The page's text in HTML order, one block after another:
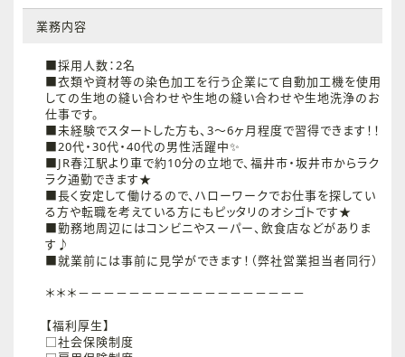
業務内容
■採用人数：2名
■衣類や資材等の染色加工を行う企業にて自動加工機を使用
しての生地の縫い合わせや生地の縫い合わせや生地洗浄のお
仕事です。
■未経験でスタートした方も、3～6ヶ月程度で習得できます！！
■20代・30代・40代の男性活躍中✨
■JR春江駅より車で約10分の立地で、福井市・坂井市からラク
ラク通勤できます★
■長く安定して働けるので、ハローワークでお仕事を探してい
る方や転職を考えている方にもピッタリのオシゴトです★
■勤務地周辺にはコンビニやスーパー、飲食店などがありま
す♪
■就業前には事前に見学ができます！（弊社営業担当者同行）
＊＊＊－－－－－－－－－－－－－－－－－－
【福利厚生】
□社会保険制度